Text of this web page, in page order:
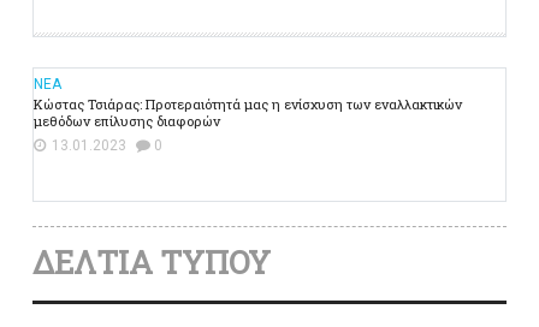
ΝΕΑ
Κώστας Τσιάρας: Προτεραιότητά μας η ενίσχυση των εναλλακτικών
μεθόδων επίλυσης διαφορών
13.01.2023 0
ΔΕΛΤΙΑ ΤΥΠΟΥ